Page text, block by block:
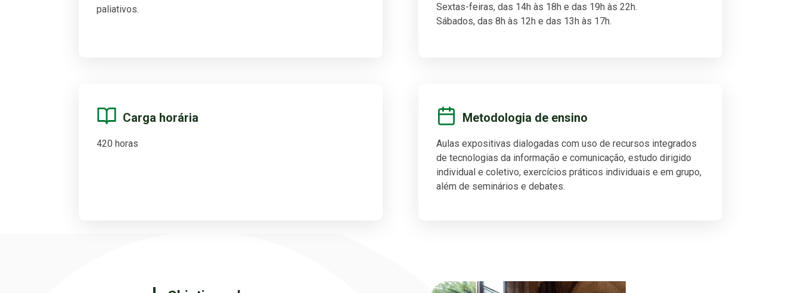
paliativos.
Sextas-feiras, das 14h às 18h e das 19h às 22h.
Sábados, das 8h às 12h e das 13h às 17h.
Carga horária
420 horas
Metodologia de ensino
Aulas expositivas dialogadas com uso de recursos integrados
de tecnologias da informação e comunicação, estudo dirigido
individual e coletivo, exercícios práticos individuais e em grupo,
além de seminários e debates.